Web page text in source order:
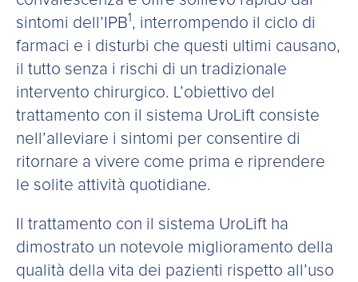
sintomi dell’IPB1 , interrompendo il ciclo di
farmaci e i disturbi che questi ultimi causano,
il tutto senza i rischi di un tradizionale
intervento chirurgico. L’obiettivo del
trattamento con il sistema UroLift consiste
nell’alleviare i sintomi per consentire di
ritornare a vivere come prima e riprendere
le solite attività quotidiane.
Il trattamento con il sistema UroLift ha
dimostrato un notevole miglioramento della
qualità della vita dei pazienti rispetto all’uso